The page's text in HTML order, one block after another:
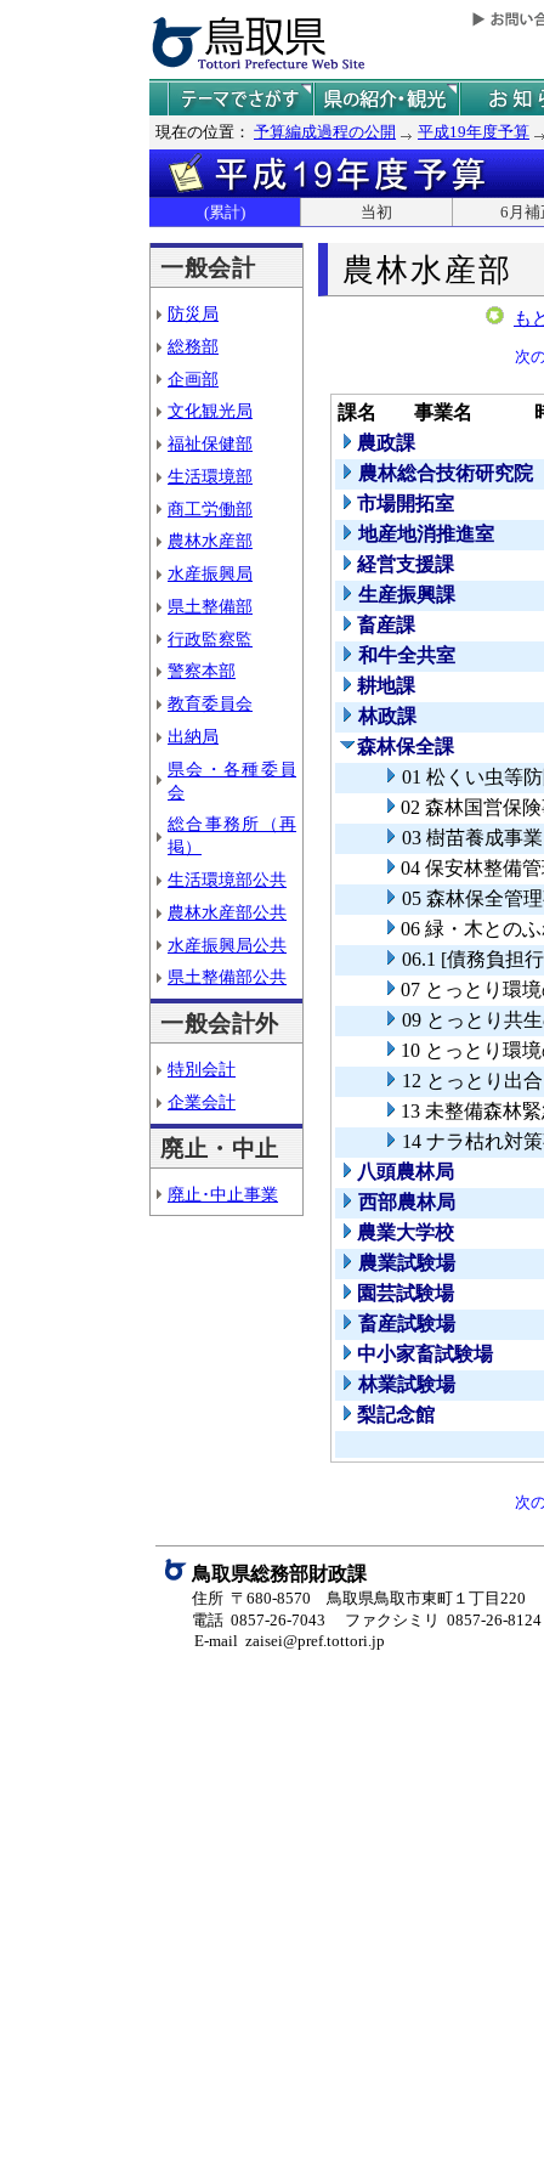
現在の位置： 予算編成過程の公開 平成19年度予算
(累計) 当初 6月補
一般会計
防災局
総務部
企画部
文化観光局
福祉保健部
生活環境部
商工労働部
農林水産部
水産振興局
県土整備部
行政監察監
警察本部
教育委員会
出納局
県会・各種委員
会
総合事務所（再
掲）
生活環境部公共
農林水産部公共
水産振興局公共
県土整備部公共
一般会計外
特別会計
企業会計
廃止・中止
廃止･中止事業
農林水産部
も
次
課名 事業名
農政課
農林総合技術研究院
市場開拓室
地産地消推進室
経営支援課
生産振興課
畜産課
和牛全共室
耕地課
林政課
森林保全課
01 松くい虫等
02 森林国営保
03 樹苗養成事業
04 保安林整備
05 森林保全管
06 緑・木との
06.1 [債務負担
07 とっとり環
09 とっとり共
10 とっとり環
12 とっとり出
13 未整備森林
14 ナラ枯れ対
八頭農林局
西部農林局
農業大学校
農業試験場
園芸試験場
畜産試験場
中小家畜試験場
林業試験場
梨記念館
次
鳥取県総務部財政課
住所 〒680-8570 鳥取県鳥取市東町１丁目220
電話 0857-26-7043
ファクシミリ 0857-26-8124
E-mail zaisei@pref.tottori.jp